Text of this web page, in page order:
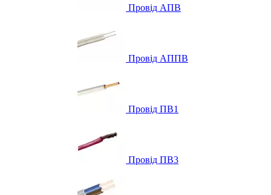
Провід АПВ
Провід АППВ
Провід ПВ1
Провід ПВ3